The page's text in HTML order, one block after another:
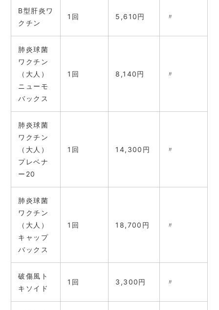
B型肝炎ワ
クチン
1回 5,610円 〃
肺炎球菌
ワクチン
（大人）
ニューモ
バックス
1回 8,140円 〃
肺炎球菌
ワクチン
（大人）
プレベナ
ー20
1回 14,300円 〃
肺炎球菌
ワクチン
（大人）
キャップ
バックス
1回 18,700円 〃
破傷風ト
キソイド
1回 3,300円 〃